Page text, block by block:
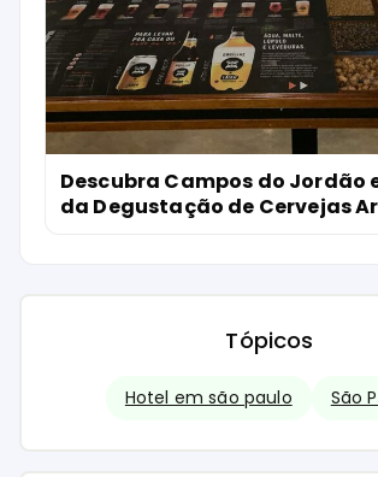
Descubra Campos do Jordão
da Degustação de Cervejas
Tópicos
Hotel em são paulo São